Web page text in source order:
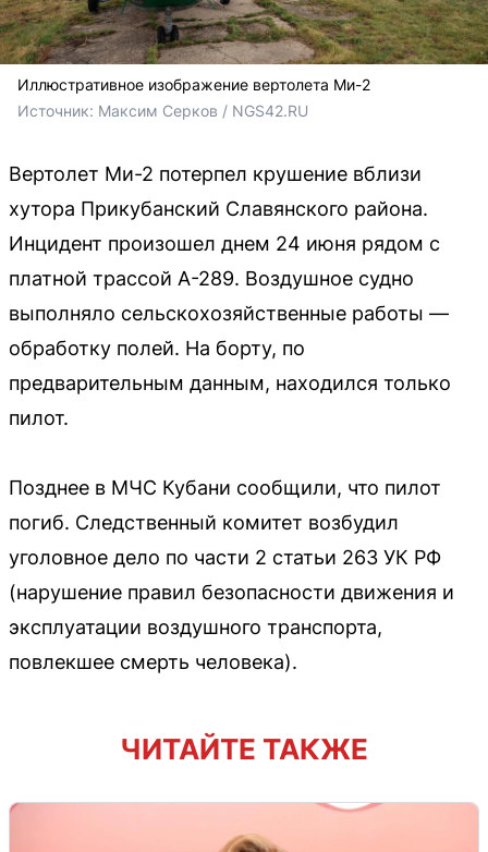
Иллюстративное изображение вертолета Ми-2
Источник: Максим Серков / NGS42.RU
Вертолет Ми-2 потерпел крушение вблизи
хутора Прикубанский Славянского района.
Инцидент произошел днем 24 июня рядом с
платной трассой А-289. Воздушное судно
выполняло сельскохозяйственные работы —
обработку полей. На борту, по
предварительным данным, находился только
пилот.
Позднее в МЧС Кубани сообщили, что пилот
погиб. Следственный комитет возбудил
уголовное дело по части 2 статьи 263 УК РФ
(нарушение правил безопасности движения и
эксплуатации воздушного транспорта,
повлекшее смерть человека).
ЧИТАЙТЕ ТАКЖЕ